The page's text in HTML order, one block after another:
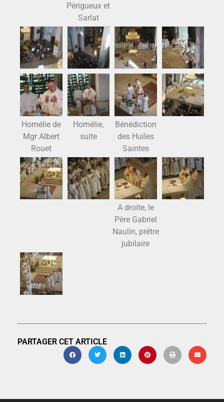
Périgueux et
Sarlat
Homélie de
Mgr Albert
Rouet
Homélie,
suite
Bénédiction
des Huiles
Saintes
A droite, le
Père Gabriel
Naulin, prêtre
jubilaire
PARTAGER CET ARTICLE